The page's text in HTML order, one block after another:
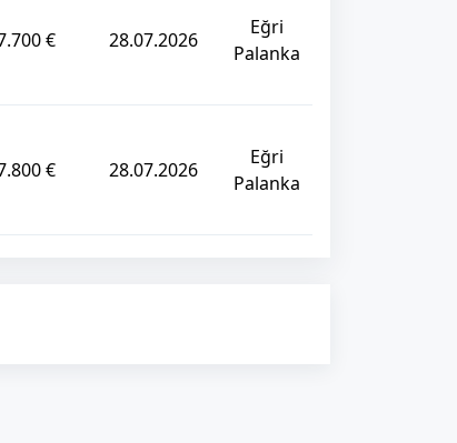
€ 28.07.2026
Eğri
Palanka
€ 28.07.2026
Eğri
Palanka